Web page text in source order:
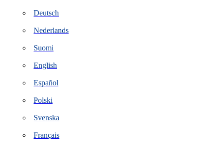
Deutsch
Nederlands
Suomi
English
Español
Polski
Svenska
Français